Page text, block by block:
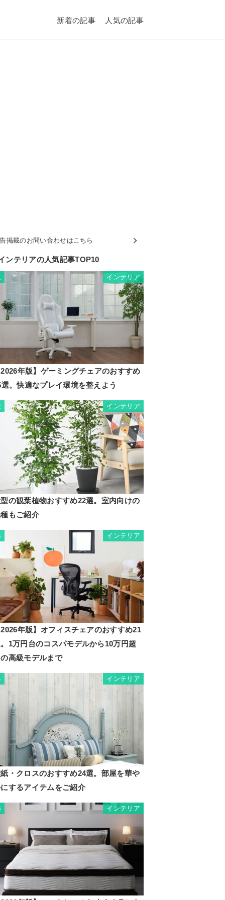
新着の記事 人気の記事
掲載のお問い合わせはこちら
ンテリアの人気記事TOP10
インテリア
年版】ゲーミングチェアのおすすめ
。快適なプレイ環境を整えよう
インテリア
の観葉植物おすすめ22選。室内向けの
もご紹介
インテリア
年版】オフィスチェアのおすすめ21
1万円台のコスパモデルから10万円超
高級モデルまで
インテリア
・クロスのおすすめ24選。部屋を華や
するアイテムをご紹介
インテリア